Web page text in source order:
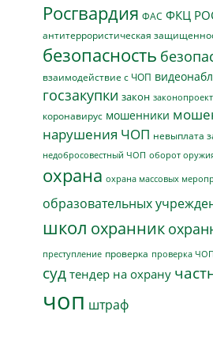
Росгвардия ФАС ФКЦ
антитеррористическая
безопасность
взаимодействие с ЧОП
госзакупки закон законопроект
коронавирус мошенники
нарушения ЧОП невыплата
недобросовестный ЧОП оборот
охрана охрана массовых
образовательных
школ охранник
преступление проверка проверка ЧОП
суд тендер на охрану
чоп штраф